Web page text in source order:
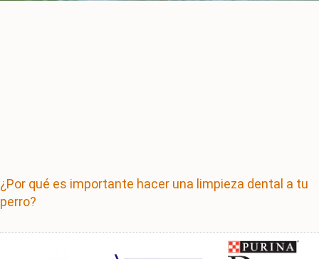
¿Por qué es importante hacer una limpieza dental a tu
perro?